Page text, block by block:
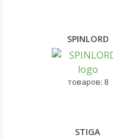
SPINLORD
товаров: 8
STIGA